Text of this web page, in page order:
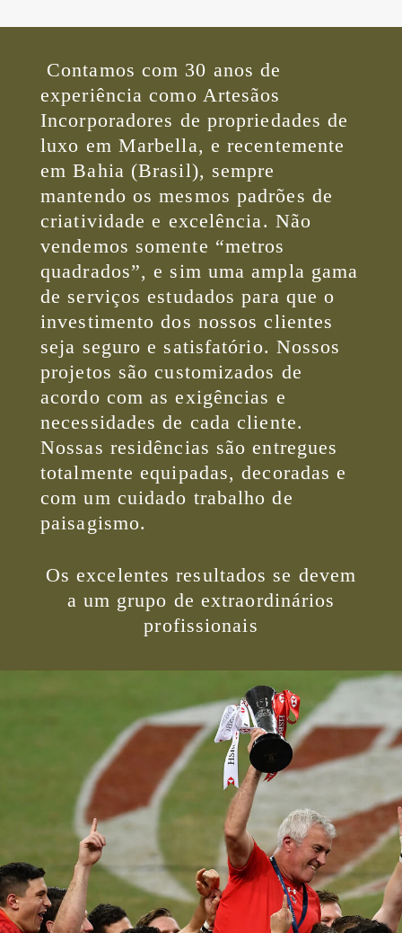
Contamos com 30 anos de
experiência como Artesãos
Incorporadores de propriedades de
luxo em Marbella, e recentemente
em Bahia (Brasil), sempre
mantendo os mesmos padrões de
criatividade e excelência. Não
vendemos somente “metros
quadrados”, e sim uma ampla gama
de serviços estudados para que o
investimento dos nossos clientes
seja seguro e satisfatório. Nossos
projetos são customizados de
acordo com as exigências e
necessidades de cada cliente.
Nossas residências são entregues
totalmente equipadas, decoradas e
com um cuidado trabalho de
paisagismo.
Os excelentes resultados se devem
a um grupo de extraordinários
profissionais